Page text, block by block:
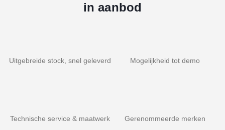
in aanbod
Uitgebreide stock, snel geleverd Mogelijkheid tot demo
Technische service & maatwerk Gerenommeerde merken